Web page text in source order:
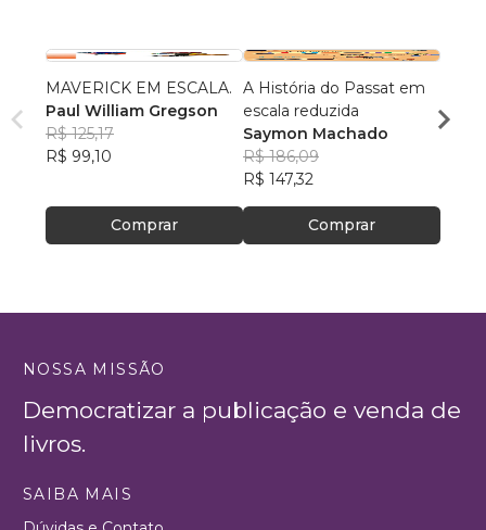
MAVERICK EM ESCALA.
Paul William Gregson
R$ 125,17
R$ 99,10
Comprar
A História do Passat em
escala reduzida
Saymon Machado
R$ 186,09
R$ 147,32
Comprar
NOSSA MISSÃO
Democratizar a publicação e venda de
livros.
SAIBA MAIS